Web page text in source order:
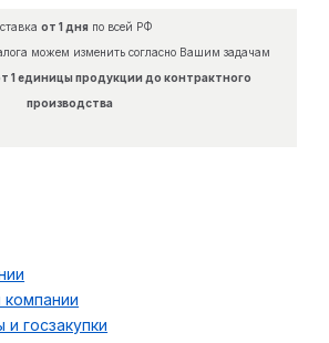
от 1 дняпо всей РФ
можем изменить согласно Вашим задачам
1 единицы продукции до контрактного
производства
госзакупки